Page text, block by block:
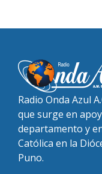
Radio Onda Azul
que surge en
departamento y
Católica en la
Puno.